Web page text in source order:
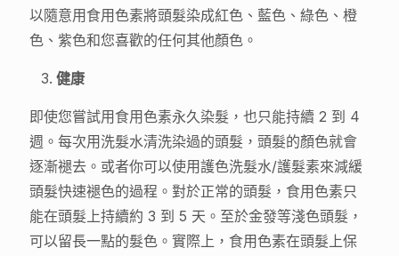
以隨意用食用色素將頭髮染成紅色、藍色、綠色、橙
色、紫色和您喜歡的任何其他顏色。
健康
即使您嘗試用食用色素永久染髮，也只能持續 2 到 4
週。每次用洗髮水清洗染過的頭髮，頭髮的顏色就會
逐漸褪去。或者你可以使用護色洗髮水/護髮素來減緩
頭髮快速褪色的過程。對於正常的頭髮，食用色素只
能在頭髮上持續約 3 到 5 天。至於金發等淺色頭髮，
可以留長一點的髮色。實際上，食用色素在頭髮上保